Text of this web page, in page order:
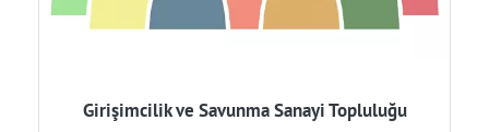
Girişimcilik ve Savunma Sanayi Topluluğu